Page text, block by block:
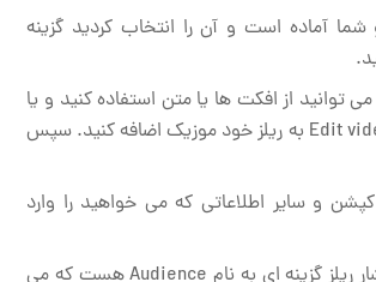
شما آماده است و آن را انتخاب کردید گزینه
توانید از افکت ها یا متن استفاده کنید و یا
با انتخاب گزینه Edit video به ریلز خود موزیک اضافه کنید. سپس
و سایر اطلاعاتی که می خواهید را وارد
در قسمت انتشار ریلز گزینه ای به نام Audience هست که می